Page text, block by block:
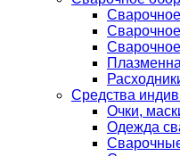
Средства
Очки,
Одежда